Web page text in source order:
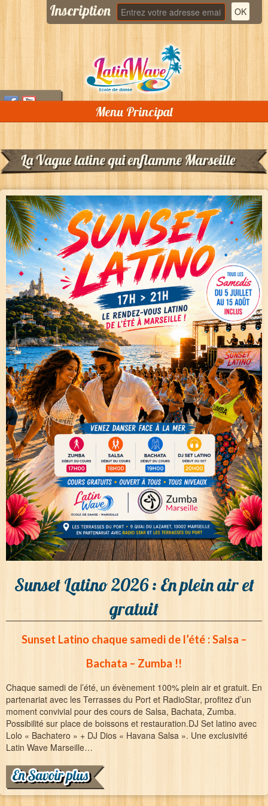
Inscription
Menu Principal
Accueil
Qui sommes nous ?
Cours
Stages
Soirées
DJ Lolo « Bachatero »
Galerie
Contact
Sunset Latino 2026 : En plein air et
gratuit
Sunset Latino chaque samedi de l’été : Salsa –
Bachata – Zumba !!
Chaque samedi de l’été, un évènement 100% plein air et gratuit. En
partenariat avec les Terrasses du Port et RadioStar, profitez d’un
moment convivial pour des cours de Salsa, Bachata, Zumba.
Possibilité sur place de boissons et restauration.DJ Set latino avec
Lolo « Bachatero » + DJ Dios « Havana Salsa ». Une exclusivité
Latin Wave Marseille…
(suite…)